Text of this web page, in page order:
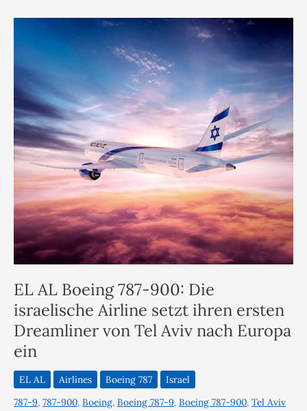
EL AL Boeing 787-900: Die
israelische Airline setzt ihren ersten
Dreamliner von Tel Aviv nach Europa
ein
EL AL Airlines Boeing 787
Israel
787-9, 787-900, Boeing, Boeing 787-9, Boeing 787-900, Tel Aviv